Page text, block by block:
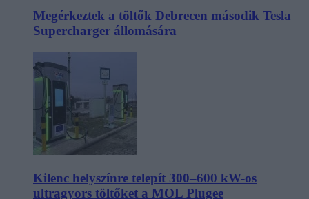
Megérkeztek a töltők Debrecen második Tesla
Supercharger állomására
Kilenc helyszínre telepít 300–600 kW-os
ultragyors töltőket a MOL Plugee